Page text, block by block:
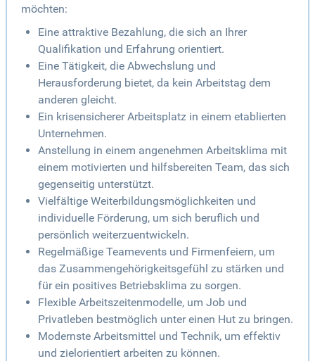
möchten:
Eine attraktive Bezahlung, die sich an Ihrer
Qualifikation und Erfahrung orientiert.
Eine Tätigkeit, die Abwechslung und
Herausforderung bietet, da kein Arbeitstag dem
anderen gleicht.
Ein krisensicherer Arbeitsplatz in einem etablierten
Unternehmen.
Anstellung in einem angenehmen Arbeitsklima mit
einem motivierten und hilfsbereiten Team, das sich
gegenseitig unterstützt.
Vielfältige Weiterbildungsmöglichkeiten und
individuelle Förderung, um sich beruflich und
persönlich weiterzuentwickeln.
Regelmäßige Teamevents und Firmenfeiern, um
das Zusammengehörigkeitsgefühl zu stärken und
für ein positives Betriebsklima zu sorgen.
Flexible Arbeitszeitenmodelle, um Job und
Privatleben bestmöglich unter einen Hut zu bringen.
Modernste Arbeitsmittel und Technik, um effektiv
und zielorientiert arbeiten zu können.